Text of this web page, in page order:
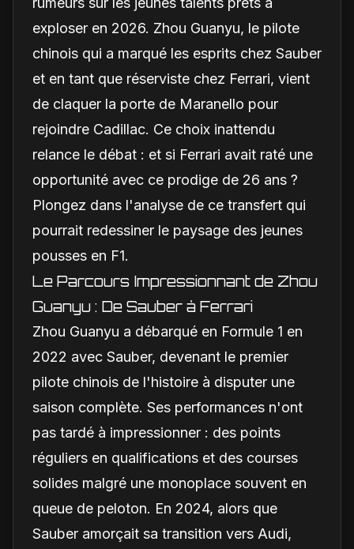
exploser en 2026. Zhou Guanyu, le pilote
chinois qui a marqué les esprits chez Sauber
et en tant que réserviste chez Ferrari, vient
de claquer la porte de Maranello pour
rejoindre Cadillac. Ce choix inattendu
relance le débat : et si Ferrari avait raté une
opportunité avec ce prodige de 26 ans ?
Plongez dans l'analyse de ce transfert qui
pourrait redessiner le paysage des jeunes
pousses en F1.
Le Parcours Impressionnant de Zhou
Guanyu : De Sauber à Ferrari
Zhou Guanyu a débarqué en Formule 1 en
2022 avec Sauber, devenant le premier
pilote chinois de l'histoire à disputer une
saison complète. Ses performances n'ont
pas tardé à impressionner : des points
réguliers en qualifications et des courses
solides malgré une monoplace souvent en
queue de peloton. En 2024, alors que
Sauber amorçait sa transition vers Audi,